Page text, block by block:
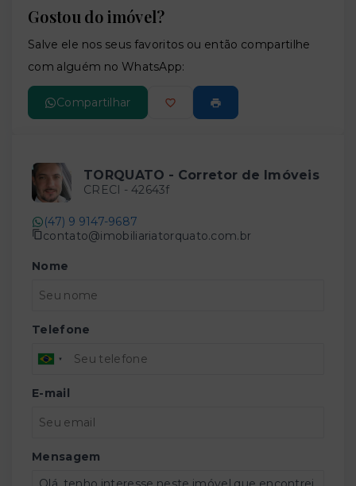
Gostou do imóvel?
Salve ele nos seus favoritos ou então compartilhe
com alguém no WhatsApp:
Compartilhar
TORQUATO - Corretor de Imóveis
CRECI - 42643f
(47) 9 9147-9687
contato@imobiliariatorquato.com.br
Nome
Telefone
E-mail
Mensagem